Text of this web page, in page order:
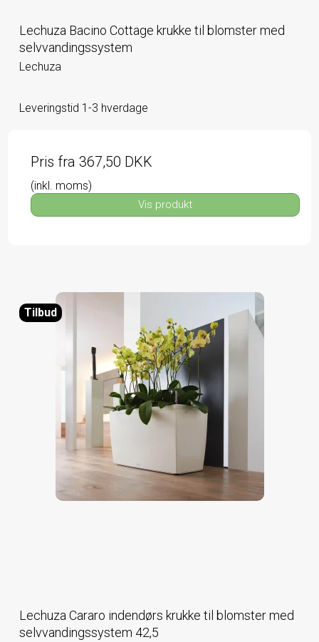
Lechuza Bacino Cottage krukke til blomster med
selvvandingssystem
Lechuza
Leveringstid 1-3 hverdage
Pris fra 367,50 DKK
(inkl. moms)
Vis produkt
Tilbud
Lechuza Cararo indendørs krukke til blomster med
selvvandingssystem 42,5